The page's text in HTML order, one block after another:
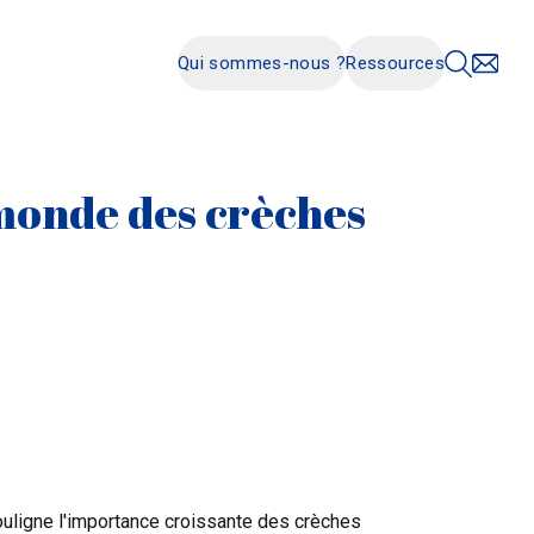
Qui sommes-nous ?Ressources
des crèches
l'importance croissante des crèches